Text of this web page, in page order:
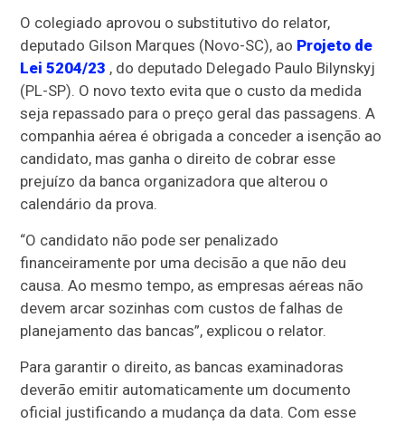
O colegiado aprovou osubstitutivo do relator,
deputado Gilson Marques (Novo-SC), ao Projeto de
Lei 5204/23 , do deputado Delegado Paulo Bilynskyj
(PL-SP). O novo texto evita que o custo da medida
seja repassado para o preço geral das passagens. A
companhia aérea é obrigada a conceder a isenção ao
candidato, mas ganha o direito de cobrar esse
prejuízo da banca organizadora que alterou o
calendário da prova.
“O candidato não pode ser penalizado
financeiramente por uma decisão a que não deu
causa. Ao mesmo tempo, as empresas aéreas não
devem arcar sozinhas com custos de falhas de
planejamento das bancas”, explicou o relator.
Para garantir o direito, as bancas examinadoras
deverão emitir automaticamente um documento
oficial justificando a mudança da data. Com esse